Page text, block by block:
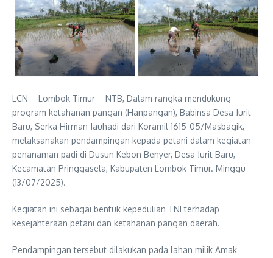
LCN – Lombok Timur – NTB, Dalam rangka mendukung
program ketahanan pangan (Hanpangan), Babinsa Desa Jurit
Baru, Serka Hirman Jauhadi dari Koramil 1615-05/Masbagik,
melaksanakan pendampingan kepada petani dalam kegiatan
penanaman padi di Dusun Kebon Benyer, Desa Jurit Baru,
Kecamatan Pringgasela, Kabupaten Lombok Timur. Minggu
(13/07/2025).
Kegiatan ini sebagai bentuk kepedulian TNI terhadap
kesejahteraan petani dan ketahanan pangan daerah.
Pendampingan tersebut dilakukan pada lahan milik Amak